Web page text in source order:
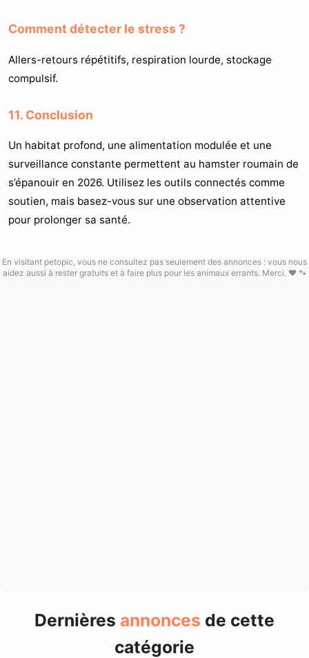
Comment détecter le stress ?
Allers-retours répétitifs, respiration lourde, stockage
compulsif.
11. Conclusion
Un habitat profond, une alimentation modulée et une
surveillance constante permettent au hamster roumain de
s’épanouir en 2026. Utilisez les outils connectés comme
soutien, mais basez-vous sur une observation attentive
pour prolonger sa santé.
En visitant petopic, vous ne consultez pas seulement des annonces : vous nous
aidez aussi à rester gratuits et à faire plus pour les animaux errants. Merci. ❤️ 🐾
Dernières annonces de cette
catégorie